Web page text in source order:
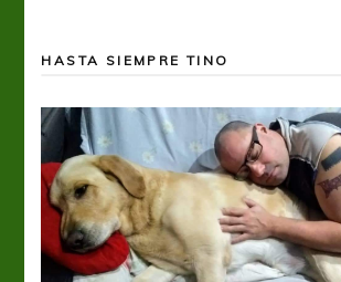
HASTA SIEMPRE TINO